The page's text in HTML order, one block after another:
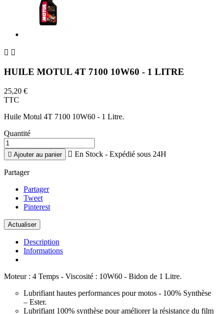
 
HUILE MOTUL 4T 7100 10W60 - 1 LITRE
25,20 €
TTC
Huile Motul 4T 7100 10W60 - 1 Litre.
Quantité
 Ajouter au panier  En Stock - Expédié sous 24H
Partager
Partager
Tweet
Pinterest
Description
Informations
Moteur : 4 Temps - Viscosité : 10W60 - Bidon de 1 Litre.
Lubrifiant hautes performances pour motos - 100% Synthèse
– Ester.
Lubrifiant 100% synthèse pour améliorer la résistance du film